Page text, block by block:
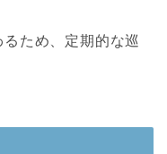
ため、定期的な巡